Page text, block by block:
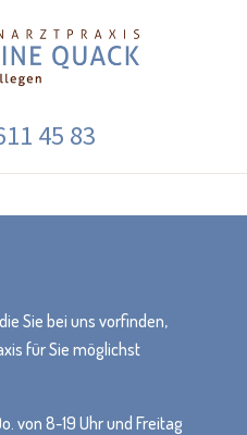
45 83
Sie bei uns vorfinden,
für Sie möglichst
von 8-19 Uhr und Freitag